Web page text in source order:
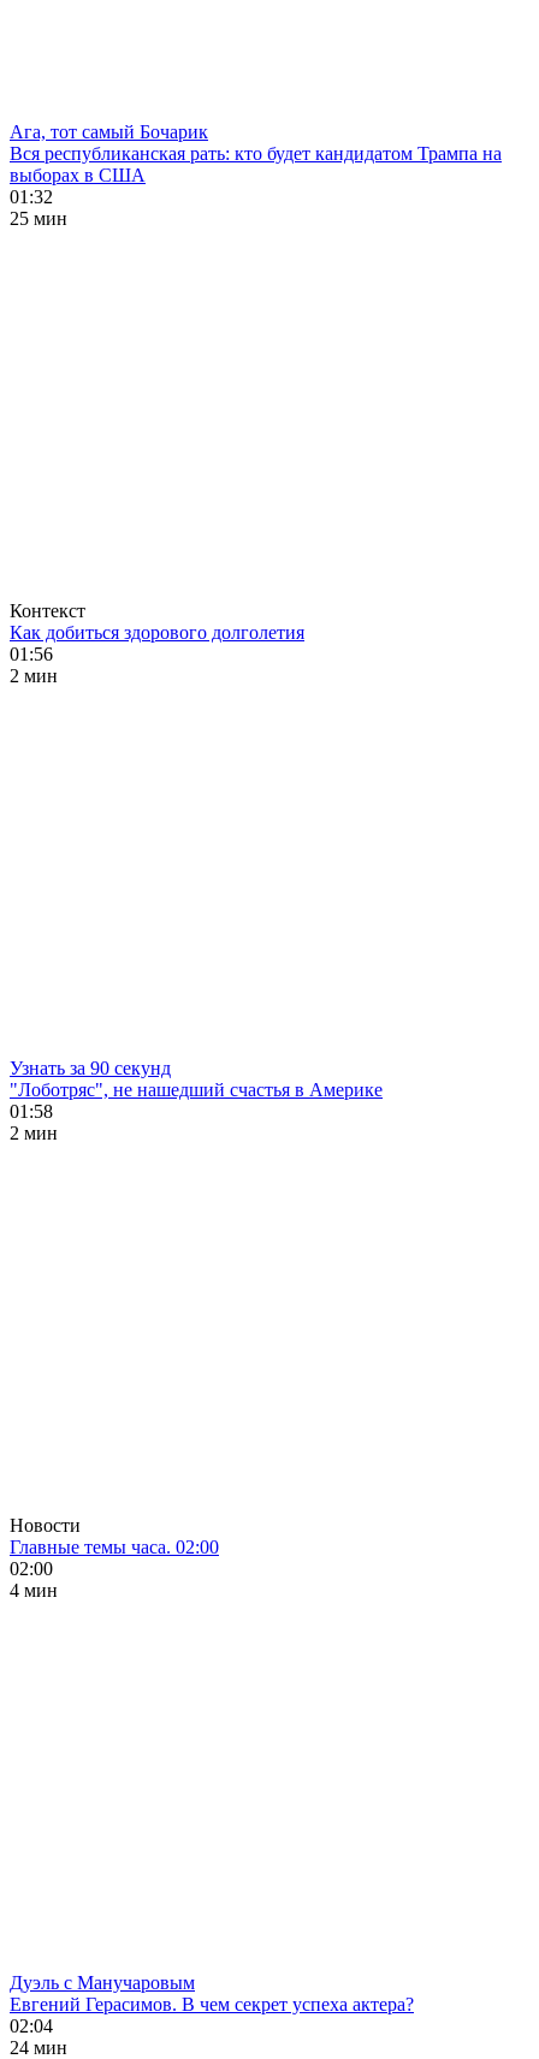
Ага, тот самый Бочарик
Вся республиканская рать: кто будет кандидатом Трампа на
выборах в США
01:32
25 мин
Контекст
Как добиться здорового долголетия
01:56
2 мин
Узнать за 90 секунд
"Лоботряс", не нашедший счастья в Америке
01:58
2 мин
Новости
Главные темы часа. 02:00
02:00
4 мин
Дуэль с Манучаровым
Евгений Герасимов. В чем секрет успеха актера?
02:04
24 мин